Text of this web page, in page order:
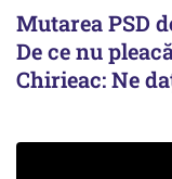
Mutarea PSD
De ce nu
Chirieac: Ne